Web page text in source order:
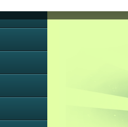
cookies dostępny na stronie.
danych, podstawach prawnych,
znajdują się w polityce